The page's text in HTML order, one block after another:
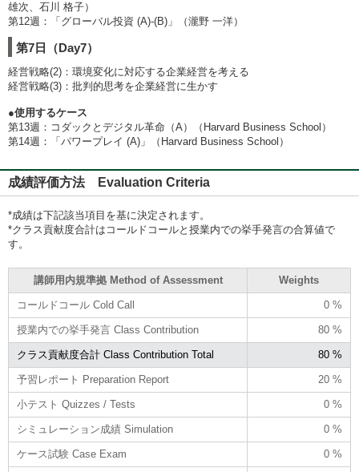
雄次、石川 格子）
第12週：「グローバル投資 (A)-(B)」（瀧野 一洋）
第7日（Day7）
経営戦略(2)：環境変化に対応する企業経営を考える
経営戦略(3)：批判的思考を企業経営に生かす
●使用するケース
第13週：コダックとデジタル革命（A）（Harvard Business School）
第14週：「パワープレイ (A)」（Harvard Business School）
成績評価方法 Evaluation Criteria
*成績は下記該当項目を基に決定されます。
*クラス貢献度合計はコールドコールと授業内での挙手発言の合算値で
す。
講師用内規準拠 Method of Assessment Weights
コールドコール Cold Call 0 %
授業内での挙手発言 Class Contribution 80 %
クラス貢献度合計 Class Contribution Total 80 %
予習レポート Preparation Report 20 %
小テスト Quizzes / Tests 0 %
シミュレーション成績 Simulation 0 %
ケース試験 Case Exam 0 %